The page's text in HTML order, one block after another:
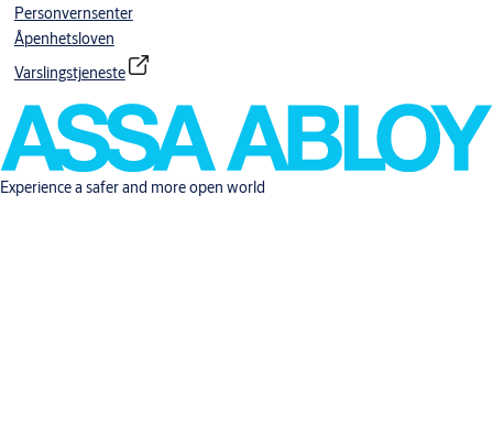
Personvernsenter
Åpenhetsloven
Varslingstjeneste
Experience a safer and more open world